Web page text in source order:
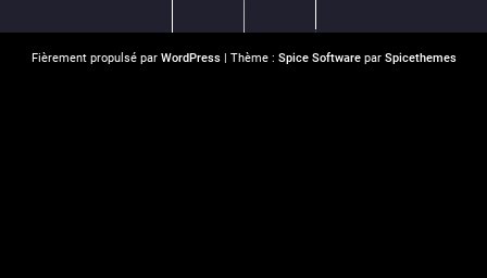
Fièrement propulsé par WordPress| Thème : Spice Softwarepar Spicethemes